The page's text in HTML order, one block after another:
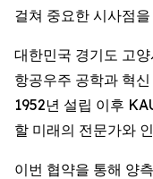
걸쳐 중요한 시사점
대한민국 경기도 고
항공우주 공학과 혁
1952년 설립 이후
할 미래의 전문가와
이번 협약을 통해 양